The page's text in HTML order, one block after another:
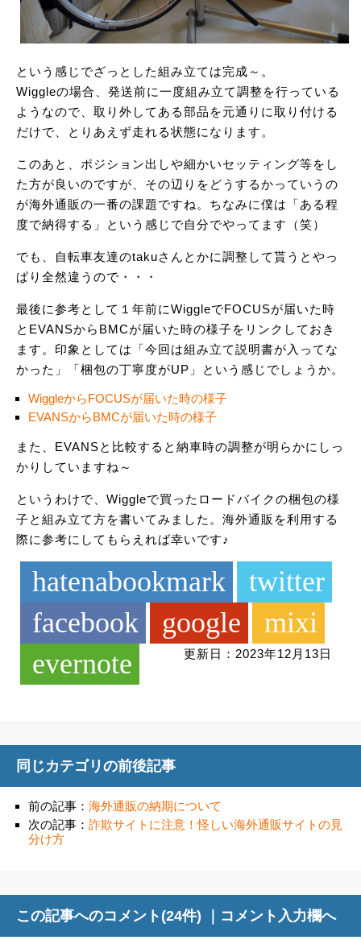
という感じでざっとした組み立ては完成～。
Wiggleの場合、発送前に一度組み立て調整を行っている
ようなので、取り外してある部品を元通りに取り付ける
だけで、とりあえず走れる状態になります。
このあと、ポジション出しや細かいセッティング等をし
た方が良いのですが、その辺りをどうするかっていうの
が海外通販の一番の課題ですね。ちなみに僕は「ある程
度で納得する」という感じで自分でやってます（笑）
でも、自転車友達のtakuさんとかに調整して貰うとやっ
ぱり全然違うので・・・
最後に参考として１年前にWiggleでFOCUSが届いた時
とEVANSからBMCが届いた時の様子をリンクしておき
ます。印象としては「今回は組み立て説明書が入ってな
かった」「梱包の丁寧度がUP」という感じでしょうか。
WiggleからFOCUSが届いた時の様子
EVANSからBMCが届いた時の様子
また、EVANSと比較すると納車時の調整が明らかにしっ
かりしていますね～
というわけで、Wiggleで買ったロードバイクの梱包の様
子と組み立て方を書いてみました。海外通販を利用する
際に参考にしてもらえれば幸いです♪
hatenabookmark
twitter
facebook
google
mixi
evernote
更新日：2023年12月13日
同じカテゴリの前後記事
前の記事： 海外通販の納期について
次の記事： 詐欺サイトに注意！怪しい海外通販サイトの見
分け方
この記事へのコメント(24件) ｜ コメント入力欄へ